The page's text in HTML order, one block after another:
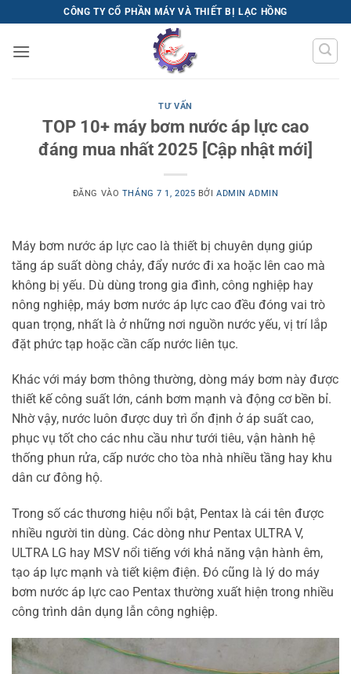
qua
nội
CÔNG TY CỔ PHẦN MÁY VÀ THIẾT BỊ LẠC HỒNG
TƯ VẤN
TOP 10+ máy bơm nước áp lực cao
đáng mua nhất 2025 [Cập nhật mới]
ĐĂNG VÀO THÁNG 7 1, 2025 BỞIADMIN ADMIN
Máy bơm nước áp lực cao là thiết bị chuyên dụng giúp
tăng áp suất dòng chảy, đẩy nước đi xa hoặc lên cao mà
không bị yếu. Dù dùng trong gia đình, công nghiệp hay
nông nghiệp, máy bơm nước áp lực cao đều đóng vai trò
quan trọng, nhất là ở những nơi nguồn nước yếu, vị trí lắp
đặt phức tạp hoặc cần cấp nước liên tục.
Khác với máy bơm thông thường, dòng máy bơm này được
thiết kế công suất lớn, cánh bơm mạnh và động cơ bền bỉ.
Nhờ vậy, nước luôn được duy trì ổn định ở áp suất cao,
phục vụ tốt cho các nhu cầu như tưới tiêu, vận hành hệ
thống phun rửa, cấp nước cho tòa nhà nhiều tầng hay khu
dân cư đông hộ.
Trong số các thương hiệu nổi bật, Pentax là cái tên được
nhiều người tin dùng. Các dòng như Pentax ULTRA V,
ULTRA LG hay MSV nổi tiếng với khả năng vận hành êm,
tạo áp lực mạnh và tiết kiệm điện. Đó cũng là lý do máy
bơm nước áp lực cao Pentax thường xuất hiện trong nhiều
công trình dân dụng lẫn công nghiệp.